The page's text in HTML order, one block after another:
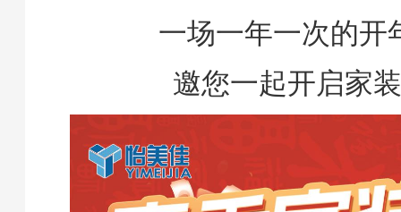
一场一年一次的开
邀您一起开启家